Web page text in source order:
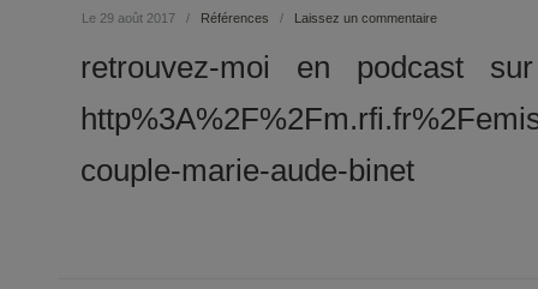
Le 29 août 2017 / Références / Laissez un commentaire
retrouvez-moi en podcast
couple-marie-aude-binet